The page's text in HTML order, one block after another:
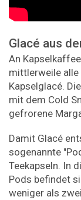
Glacé aus
An
mittlerweile alle
Kapselglacé.
mit dem Cold
gefrorene
Damit Glacé
sogenannte
Teekapseln. In
Pods befindet
weniger als